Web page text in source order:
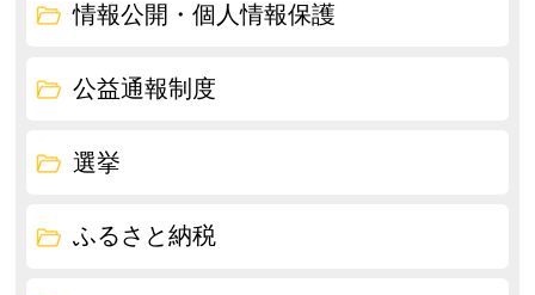
情報公開・個人情報保護
公益通報制度
選挙
ふるさと納税